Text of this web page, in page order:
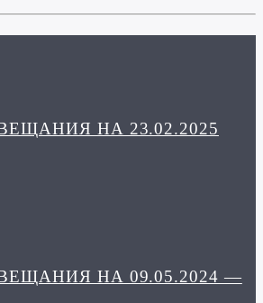
НА 23.02.2025
НА 09.05.2024 —